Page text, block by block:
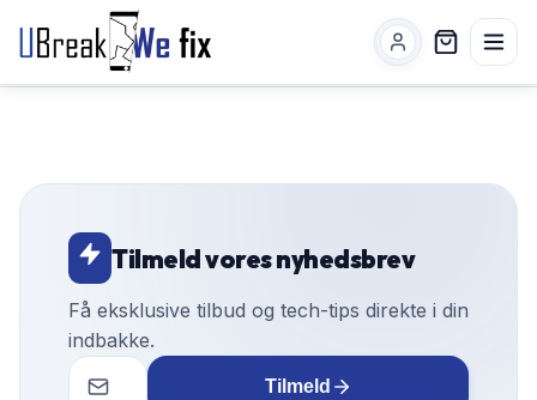
Tilmeld vores nyhedsbrev
Få eksklusive tilbud og tech-tips direkte i din
indbakke.
Tilmeld